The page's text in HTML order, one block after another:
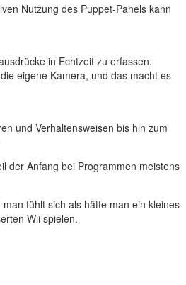
Nutzung des Puppet-Panels kann
in Echtzeit zu erfassen.
eigene Kamera, und das macht es
und Verhaltensweisen bis hin zum
der Anfang bei Programmen meistens
fühlt sich als hätte man ein kleines
Wii spielen.